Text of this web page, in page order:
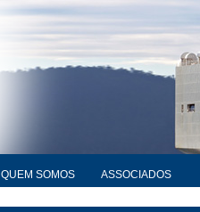
QUEM SOMOS ASSOCIADOS